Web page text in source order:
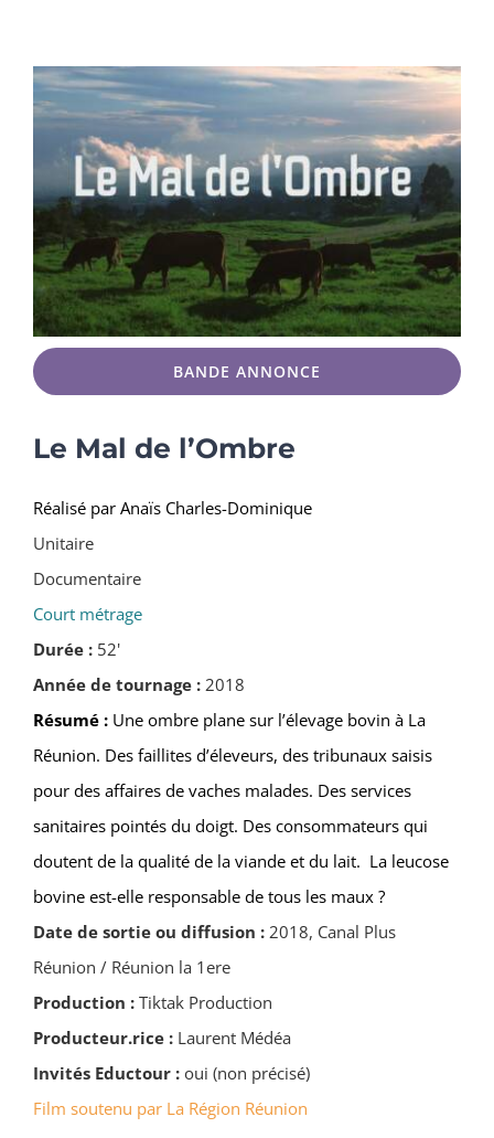
BANDE ANNONCE
Le Mal de l’Ombre
Réalisé par Anaïs Charles-Dominique
Unitaire
Documentaire
Court métrage
Durée : 52'
Année de tournage : 2018
Résumé : Une ombre plane sur l’élevage bovin à La
Réunion. Des faillites d’éleveurs, des tribunaux saisis
pour des affaires de vaches malades. Des services
sanitaires pointés du doigt. Des consommateurs qui
doutent de la qualité de la viande et du lait. La leucose
bovine est-elle responsable de tous les maux ?
Date de sortie ou diffusion : 2018, Canal Plus
Réunion / Réunion la 1ere
Production : Tiktak Production
Producteur.rice : Laurent Médéa
Invités Eductour : oui (non précisé)
Film soutenu par La Région Réunion